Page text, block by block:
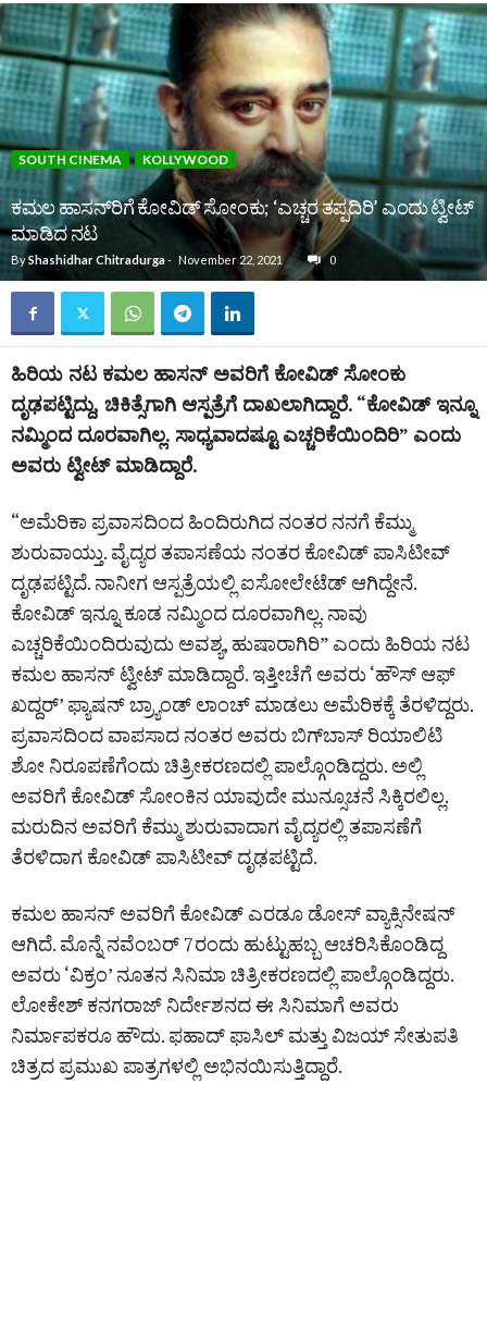
SOUTH CINEMA KOLLYWOOD
ಕಮಲ ಹಾಸನ್‌ರಿಗೆ ಕೋವಿಡ್ ಸೋಂಕು; ‘ಎಚ್ಚರ ತಪ್ಪದಿರಿ’ ಎಂದು ಟ್ವೀಟ್
ಮಾಡಿದ ನಟ
ByShashidhar Chitradurga- November 22, 2021 0
ಹಿರಿಯ ನಟ ಕಮಲ ಹಾಸನ್‌ ಅವರಿಗೆ ಕೋವಿಡ್ ಸೋಂಕು
ದೃಢಪಟ್ಟಿದ್ದು, ಚಿಕಿತ್ಸೆಗಾಗಿ ಆಸ್ಪತ್ರೆಗೆ ದಾಖಲಾಗಿದ್ದಾರೆ. “ಕೋವಿಡ್‌ ಇನ್ನೂ
ನಮ್ಮಿಂದ ದೂರವಾಗಿಲ್ಲ. ಸಾಧ್ಯವಾದಷ್ಟೂ ಎಚ್ಚರಿಕೆಯಿಂದಿರಿ” ಎಂದು
ಅವರು ಟ್ವೀಟ್ ಮಾಡಿದ್ದಾರೆ.
“ಅಮೆರಿಕಾ ಪ್ರವಾಸದಿಂದ ಹಿಂದಿರುಗಿದ ನಂತರ ನನಗೆ ಕೆಮ್ಮು
ಶುರುವಾಯ್ತು. ವೈದ್ಯರ ತಪಾಸಣೆಯ ನಂತರ ಕೋವಿಡ್ ಪಾಸಿಟೀವ್
ದೃಢಪಟ್ಟಿದೆ. ನಾನೀಗ ಆಸ್ಪತ್ರೆಯಲ್ಲಿ ಐಸೋಲೇಟೆಡ್‌ ಆಗಿದ್ದೇನೆ.
ಕೋವಿಡ್ ಇನ್ನೂ ಕೂಡ ನಮ್ಮಿಂದ ದೂರವಾಗಿಲ್ಲ. ನಾವು
ಎಚ್ಚರಿಕೆಯಿಂದಿರುವುದು ಅವಶ್ಯ, ಹುಷಾರಾಗಿರಿ” ಎಂದು ಹಿರಿಯ ನಟ
ಕಮಲ ಹಾಸನ್ ಟ್ವೀಟ್ ಮಾಡಿದ್ದಾರೆ. ಇತ್ತೀಚೆಗೆ ಅವರು ‘ಹೌಸ್ ಆಫ್
ಖದ್ದರ್‌’ ಫ್ಯಾಷನ್ ಬ್ರ್ಯಾಂಡ್‌ ಲಾಂಚ್ ಮಾಡಲು ಅಮೆರಿಕಕ್ಕೆ ತೆರಳಿದ್ದರು.
ಪ್ರವಾಸದಿಂದ ವಾಪಸಾದ ನಂತರ ಅವರು ಬಿಗ್‌ಬಾಸ್ ರಿಯಾಲಿಟಿ
ಶೋ ನಿರೂಪಣೆಗೆಂದು ಚಿತ್ರೀಕರಣದಲ್ಲಿ ಪಾಲ್ಗೊಂಡಿದ್ದರು. ಅಲ್ಲಿ
ಅವರಿಗೆ ಕೋವಿಡ್‌ ಸೋಂಕಿನ ಯಾವುದೇ ಮುನ್ಸೂಚನೆ ಸಿಕ್ಕಿರಲಿಲ್ಲ.
ಮರುದಿನ ಅವರಿಗೆ ಕೆಮ್ಮು ಶುರುವಾದಾಗ ವೈದ್ಯರಲ್ಲಿ ತಪಾಸಣೆಗೆ
ತೆರಳಿದಾಗ ಕೋವಿಡ್ ಪಾಸಿಟೀವ್ ದೃಢಪಟ್ಟಿದೆ.
ಕಮಲ ಹಾಸನ್ ಅವರಿಗೆ ಕೋವಿಡ್‌ ಎರಡೂ ಡೋಸ್‌ ವ್ಯಾಕ್ಸಿನೇಷನ್
ಆಗಿದೆ. ಮೊನ್ನೆ ನವೆಂಬರ್‌ 7ರಂದು ಹುಟ್ಟುಹಬ್ಬ ಆಚರಿಸಿಕೊಂಡಿದ್ದ
ಅವರು ‘ವಿಕ್ರಂ’ ನೂತನ ಸಿನಿಮಾ ಚಿತ್ರೀಕರಣದಲ್ಲಿ ಪಾಲ್ಗೊಂಡಿದ್ದರು.
ಲೋಕೇಶ್ ಕನಗರಾಜ್ ನಿರ್ದೇಶನದ ಈ ಸಿನಿಮಾಗೆ ಅವರು
ನಿರ್ಮಾಪಕರೂ ಹೌದು. ಫಹಾದ್ ಫಾಸಿಲ್‌ ಮತ್ತು ವಿಜಯ್ ಸೇತುಪತಿ
ಚಿತ್ರದ ಪ್ರಮುಖ ಪಾತ್ರಗಳಲ್ಲಿ ಅಭಿನಯಿಸುತ್ತಿದ್ದಾರೆ.